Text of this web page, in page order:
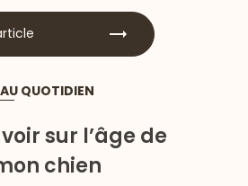
AU QUOTIDIEN
sur l’âge de
chien